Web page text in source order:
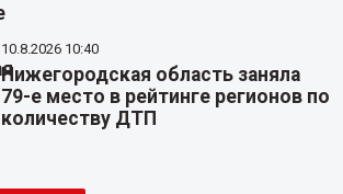
10.8.2026 10:40
Нижегородская область заняла
79-е место в рейтинге регионов по
количеству ДТП